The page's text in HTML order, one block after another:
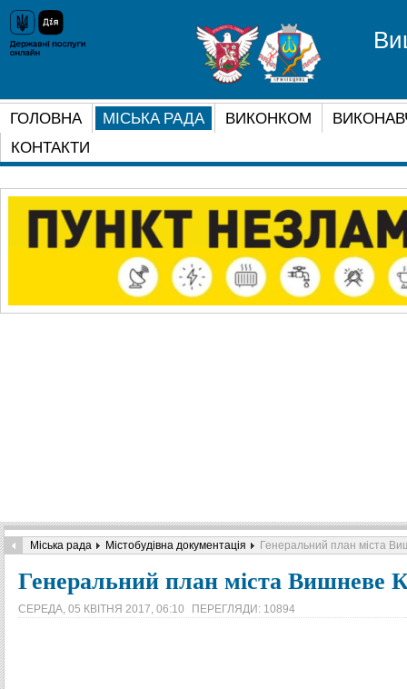
ГОЛОВНА МІСЬКА РАДА ВИКОНКОМ
КОНТАКТИ
Міська рада Містобудівна документація Генеральний план міста
Генеральний план міста Вишневе
СЕРЕДА, 05 КВІТНЯ 2017, 06:10 ПЕРЕГЛЯДИ: 10894